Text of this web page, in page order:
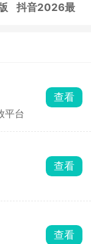
抖音2026最
平台
查看
查看
查看